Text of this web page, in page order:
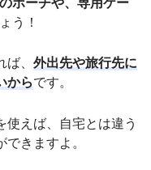
う！
、 外出先や旅行先に
からです。
えば、自宅とは違う
きますよ。